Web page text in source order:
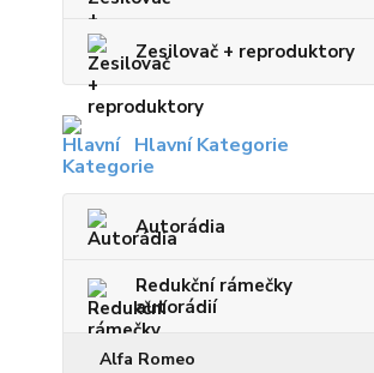
Zesilovač + reproduktory
Hlavní Kategorie
Autorádia
Redukční rámečky
autorádií
Alfa Romeo